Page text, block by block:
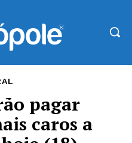
pagar
caros a